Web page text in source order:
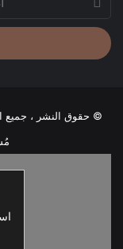
بريدك
الإلكتروني
© حقوق النشر ،